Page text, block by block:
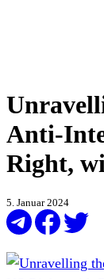
Anti-
Right,
5. Januar 2024